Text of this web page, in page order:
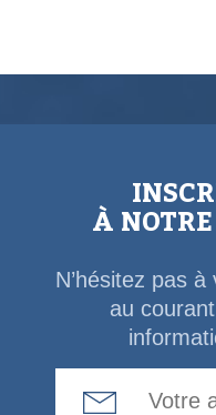
À
N’hésitez pas
au